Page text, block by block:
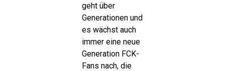
geht über
Generationen und
es wächst auch
immer eine neue
Generation FCK-
Fans nach, die